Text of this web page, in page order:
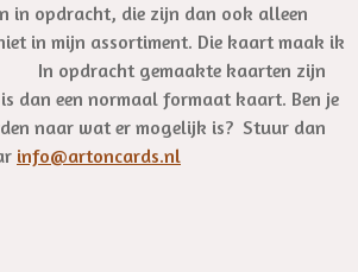
in opdracht, die zijn dan ook alleen
in mijn assortiment. Die kaart maak ik
In opdracht gemaakte kaarten zijn
dan een normaal formaat kaart. Ben je
naar wat er mogelijk is? Stuur dan
info@artoncards.nl